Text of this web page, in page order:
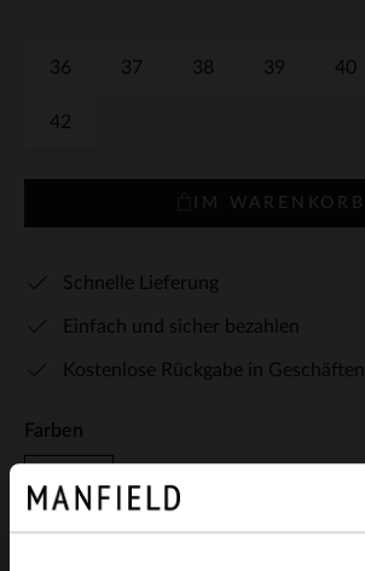
36 37 38 39 40
42
IM WARENKORB
Schnelle Lieferung
Einfach und sicher bezahlen
Kostenlose Rückgabe in Geschäften
Farben